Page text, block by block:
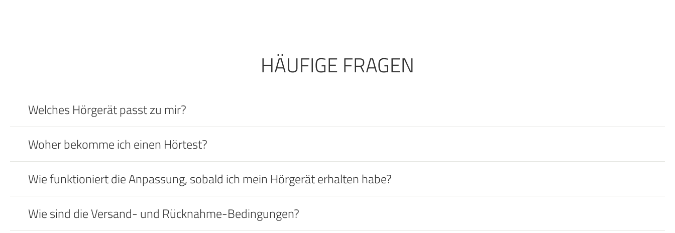
HÄUFIGE FRAGEN
Welches Hörgerät passt zu mir?
Woher bekomme ich einen Hörtest?
Wie funktioniert die Anpassung, sobald ich mein Hörgerät erhalten habe?
Wie sind die Versand- und Rücknahme-Bedingungen?